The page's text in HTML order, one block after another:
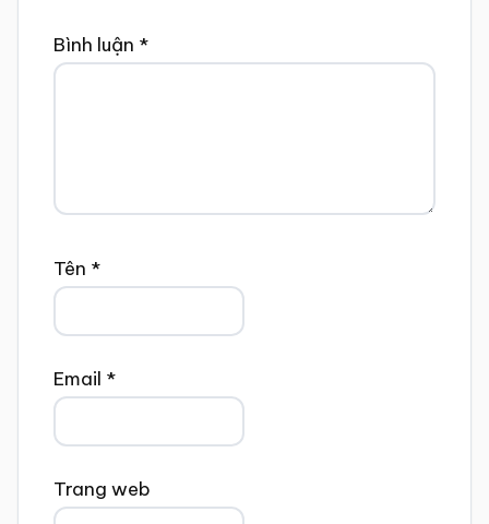
Bình luận *
Tên *
Email *
Trang web